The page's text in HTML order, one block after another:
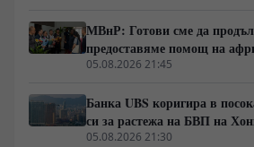
разговор за идеи, които
обществен дебат и поставят важни
съвременната политика.
МВнР: Готови сме да
предоставяме помощ на
борбата им срещу
05.08.2026 21:45
Банка UBS коригира в
си за растежа на БВП на
4,5%
05.08.2026 21:30